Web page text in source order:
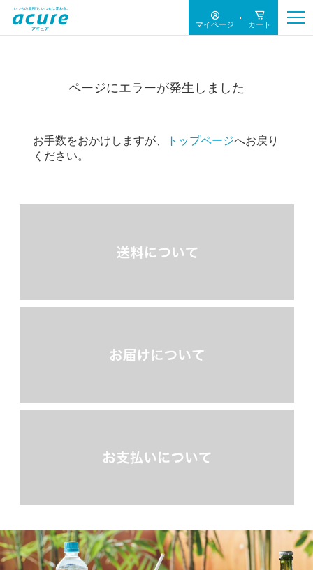
マイページ カート
ページにエラーが発生しました
お手数をおかけしますが、 トップページへお戻り
ください。